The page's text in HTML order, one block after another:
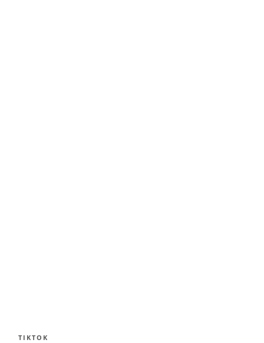
TIKTOK